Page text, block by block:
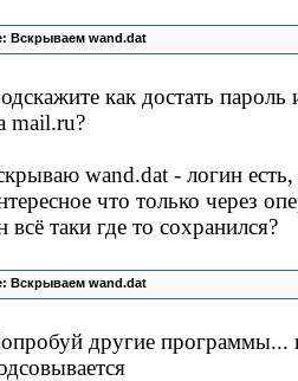
Вскрываем wand.dat
как достать
mail.ru?
wand.dat - логин
что только через
всё таки где то сохранился?
Вскрываем wand.dat
другие